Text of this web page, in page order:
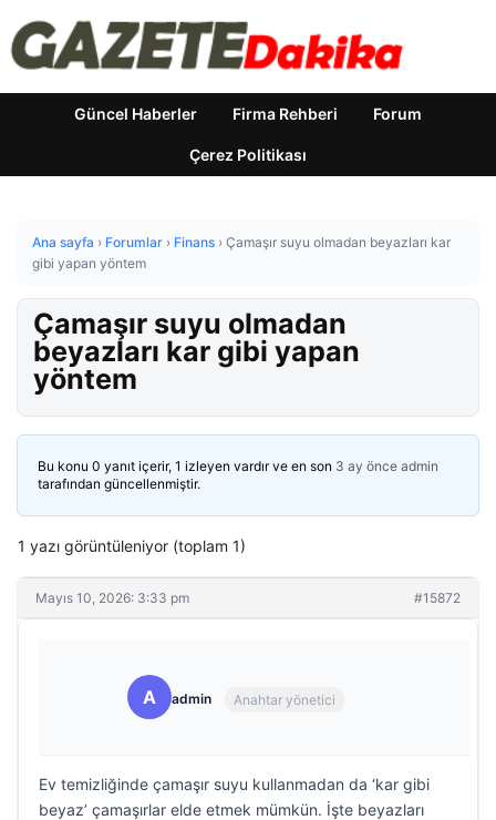
Güncel Haberler Firma Rehberi Forum
Çerez Politikası
Ana sayfa › Forumlar › Finans › Çamaşır suyu olmadan beyazları kar
gibi yapan yöntem
Çamaşır suyu olmadan
beyazları kar gibi yapan
yöntem
Bu konu 0 yanıt içerir, 1 izleyen vardır ve en son 3 ay önce admin
tarafından güncellenmiştir.
1 yazı görüntüleniyor (toplam 1)
Mayıs 10, 2026: 3:33 pm #15872
A admin Anahtar yönetici
Ev temizliğinde çamaşır suyu kullanmadan da ‘kar gibi
beyaz’ çamaşırlar elde etmek mümkün. İşte beyazları